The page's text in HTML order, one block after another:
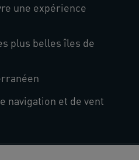
une expérience
plus belles îles de
navigation et de vent